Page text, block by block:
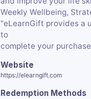
Weekly Wellbeing,
"eLearnGift provides a
to
complete your
Website
https://elearngift.com
Redemption Methods